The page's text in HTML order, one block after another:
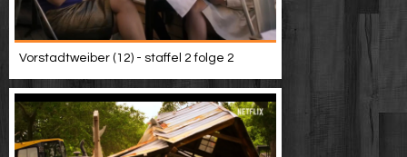
Vorstadtweiber (12) - staffel 2 folge 2